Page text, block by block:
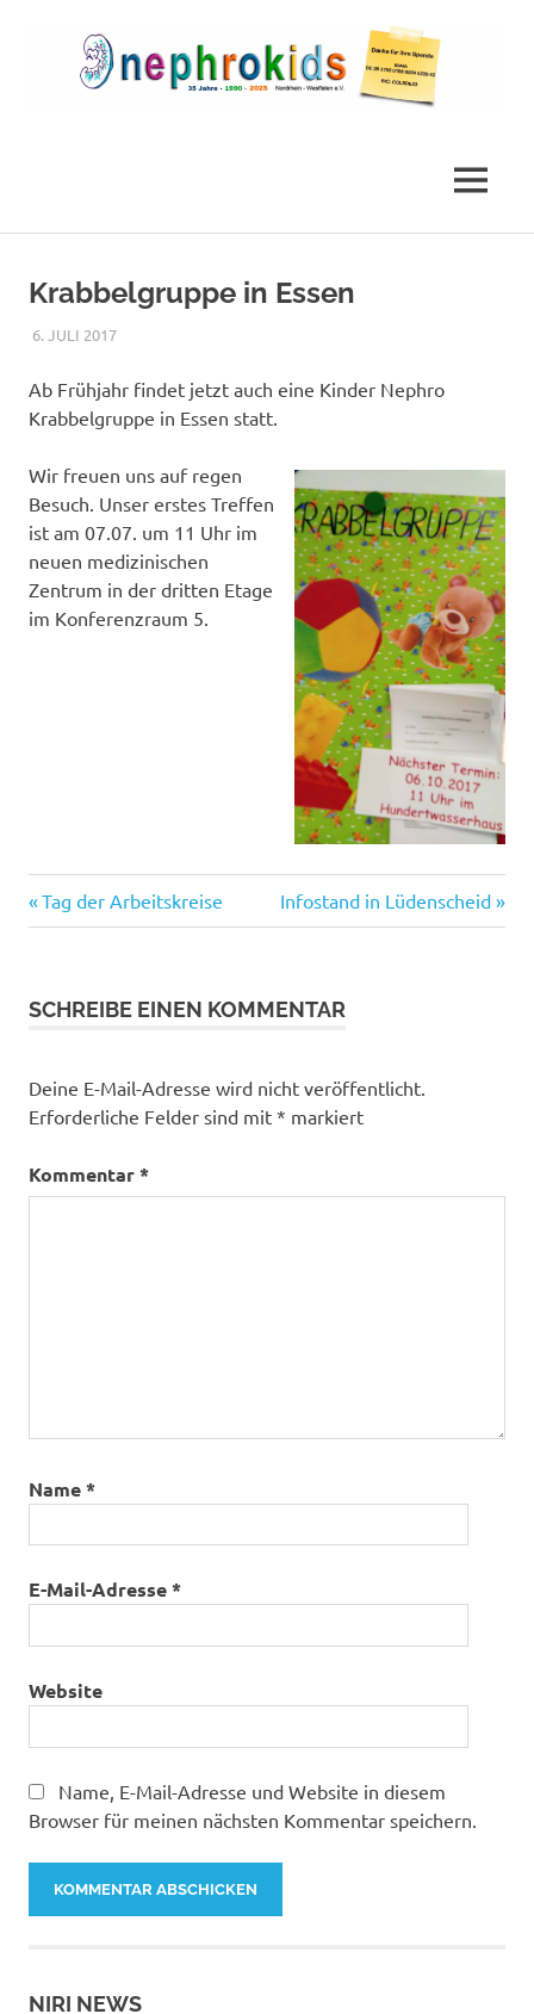
MENÜ
Krabbelgruppe in Essen
6. JULI 2017NICOLE.BETH
ALLGEMEIN
Ab Frühjahr findet jetzt auch eine Kinder Nephro
Krabbelgruppe in Essen statt.
Wir freuen uns auf regen
Besuch. Unser erstes Treffen
ist am 07.07. um 11 Uhr im
neuen medizinischen
Zentrum in der dritten Etage
im Konferenzraum 5.
Beitragsnavigation
Vorheriger
Beitrag:
Tag der Arbeitskreise
Nächster
Beitrag:
Infostand in Lüdenscheid
SCHREIBE EINEN KOMMENTAR
Deine E-Mail-Adresse wird nicht veröffentlicht.
Erforderliche Felder sind mit * markiert
Kommentar*
Name*
E-Mail-Adresse*
Website
Name, E-Mail-Adresse und Website in diesem
Browser für meinen nächsten Kommentar speichern.
NIRI NEWS